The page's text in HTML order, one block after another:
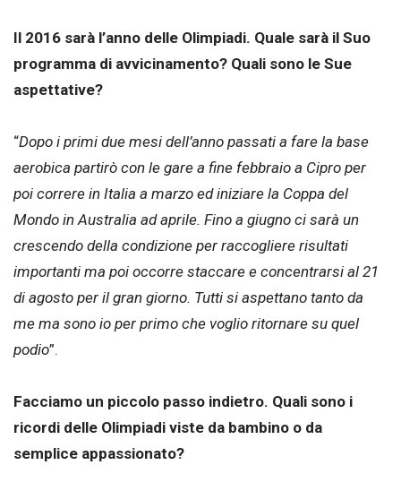
Il 2016 sarà l’anno delle Olimpiadi. Quale sarà il Suo
programma di avvicinamento? Quali sono le Sue
aspettative?
“Dopo i primi due mesi dell’anno passati a fare la base
aerobica partirò con le gare a fine febbraio a Cipro per
poi correre in Italia a marzo ed iniziare la Coppa del
Mondo in Australia ad aprile. Fino a giugno ci sarà un
crescendo della condizione per raccogliere risultati
importanti ma poi occorre staccare e concentrarsi al 21
di agosto per il gran giorno. Tutti si aspettano tanto da
me ma sono io per primo che voglio ritornare su quel
podio”.
Facciamo un piccolo passo indietro. Quali sono i
ricordi delle Olimpiadi viste da bambino o da
semplice appassionato?